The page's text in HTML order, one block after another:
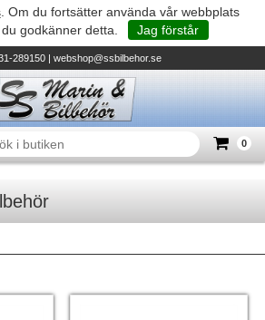
. Om du fortsätter använda vår webbplats
godkänner detta.
Jag förstår
289150 | webshop@ssbilbehor.se
0
Summa